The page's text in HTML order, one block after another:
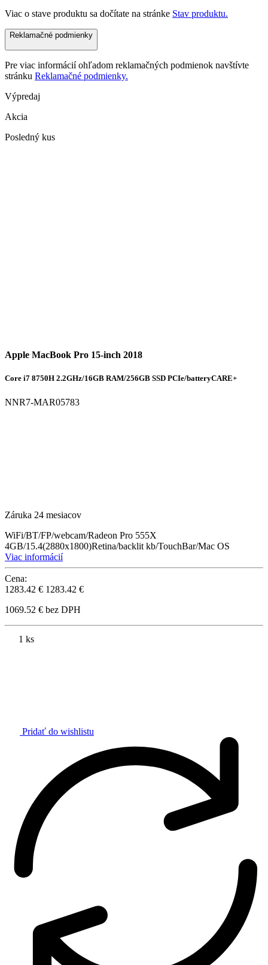
Viac o stave produktu sa dočítate na stránke Stav produktu.
Reklamačné podmienky
Pre viac informácií ohľadom reklamačných podmienok navštívte
stránku Reklamačné podmienky.
Výpredaj
Akcia
Posledný kus
Apple MacBook Pro 15-inch 2018
Core i7 8750H 2.2GHz/16GB RAM/256GB SSD PCIe/batteryCARE+
NNR7-MAR05783
Záruka 24 mesiacov
WiFi/BT/FP/webcam/Radeon Pro 555X
4GB/15.4(2880x1800)Retina/backlit kb/TouchBar/Mac OS
Viac informácií
Cena:
1283.42 € 1283.42 €
1069.52 € bez DPH
1 ks
Pridať do wishlistu